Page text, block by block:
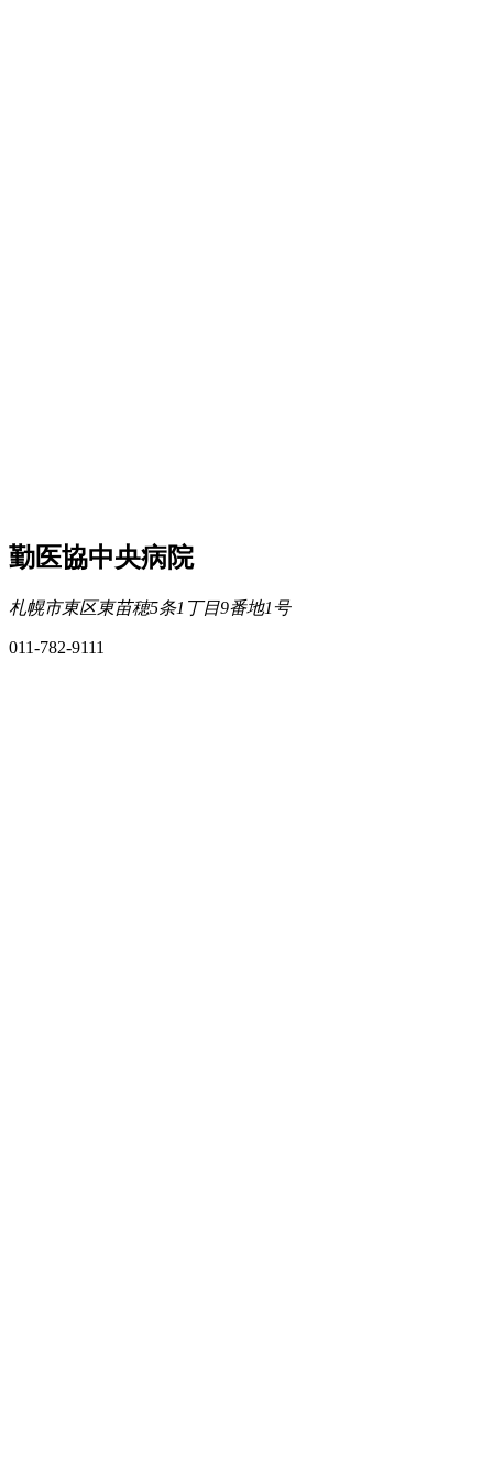
勤医協中央病院
札幌市東区東苗穂5条1丁目9番地1号
011-782-9111